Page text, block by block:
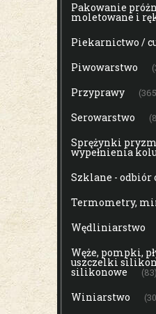
Pakowanie
moletowane i
Piekarnictwo /
Piwowarstwo
Przyprawy
Serowarstwo
Sprężynki
wypełnienia
Szklane - odbiór
Termometry,
Wędliniarstwo
Węże, pompki,
uszczelki
silikonowe (83)
Winiarstwo